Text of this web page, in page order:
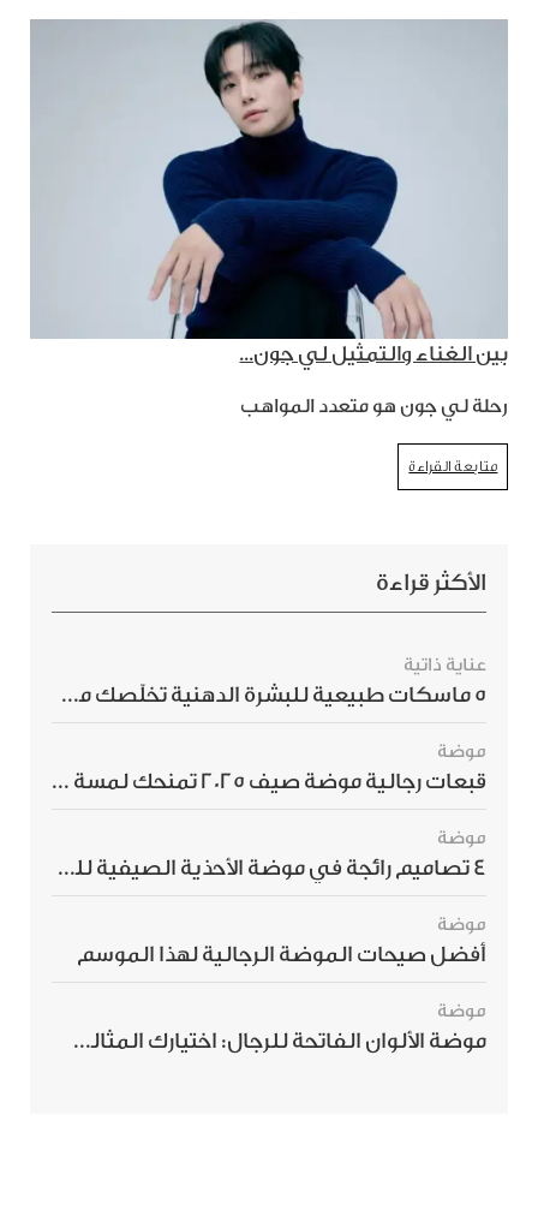
بين الغناء والتمثيل لي جون...
رحلة لي جون هو متعدد المواهب
متابعة القراءة
الأكثر قراءة
عناية ذاتية
5 ماسكات طبيعية للبشرة الدهنية تخلّصك من الحبوب بسرعة
موضة
قبعات رجالية موضة صيف 2025 تمنحك لمسة أناقة استثنائية
موضة
4 تصاميم رائجة في موضة الأحذية الصيفية للرجال هذا الموسم
موضة
أفضل صيحات الموضة الرجالية لهذا الموسم
موضة
موضة الألوان الفاتحة للرجال: اختيارك المثالي لإطلالة صيفية مبهرة